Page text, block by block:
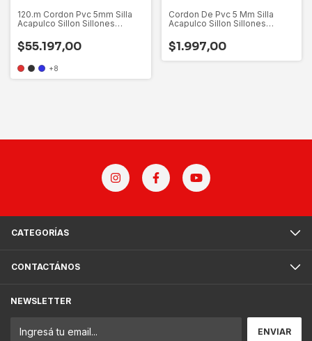
120.m Cordon Pvc 5mm Silla
Acapulco Sillon Sillones
$55.197,00
+8
Cordon De Pvc 5 Mm Silla
Acapulco Sillon Sillones
$1.997,00
CATEGORÍAS
CONTACTÁNOS
NEWSLETTER